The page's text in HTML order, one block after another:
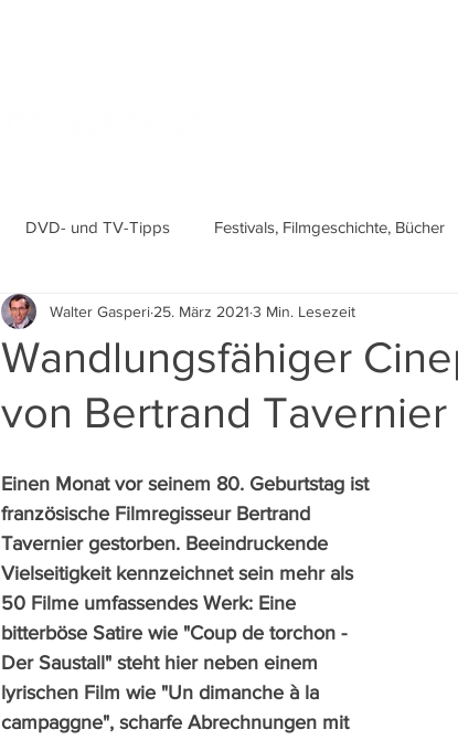
DVD- und TV-Tipps Festivals, Filmgeschichte, Bücher
Wandlungsfähiger
von Bertrand Tavernier
Walter Gasperi 25. März 2021 3 Min. Lesezeit
Einen Monat vor seinem 80. Geburtstag ist
französische Filmregisseur Bertrand
Tavernier gestorben. Beeindruckende
Vielseitigkeit kennzeichnet sein mehr als
50 Filme umfassendes Werk: Eine
bitterböse Satire wie "Coup de torchon -
Der Saustall" steht hier neben einem
lyrischen Film wie "Un dimanche à la
campaggne", scharfe Abrechnungen mit